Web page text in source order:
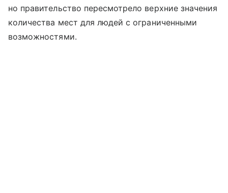
но правительство пересмотрело верхние значения
количества мест для людей с ограниченными
возможностями.